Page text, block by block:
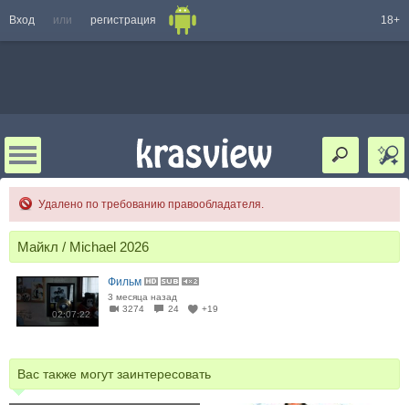
Вход или регистрация 18+
Удалено по требованию правообладателя.
Майкл / Michael 2026
02:07:22
Фильм
3 месяца назад
3274
24 +19
Вас также могут заинтересовать